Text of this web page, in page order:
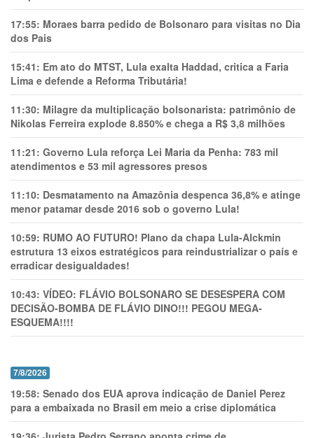
17:55: Moraes barra pedido de Bolsonaro para visitas no Dia
dos Pais
15:41: Em ato do MTST, Lula exalta Haddad, critica a Faria
Lima e defende a Reforma Tributária!
11:30: Milagre da multiplicação bolsonarista: patrimônio de
Nikolas Ferreira explode 8.850% e chega a R$ 3,8 milhões
11:21: Governo Lula reforça Lei Maria da Penha: 783 mil
atendimentos e 53 mil agressores presos
11:10: Desmatamento na Amazônia despenca 36,8% e atinge
menor patamar desde 2016 sob o governo Lula!
10:59: RUMO AO FUTURO! Plano da chapa Lula-Alckmin
estrutura 13 eixos estratégicos para reindustrializar o país e
erradicar desigualdades!
10:43: VÍDEO: FLÁVIO BOLSONARO SE DESESPERA COM
DECISÃO-BOMBA DE FLÁVIO DINO!!! PEGOU MEGA-
ESQUEMA!!!!
7/8/2026
19:58: Senado dos EUA aprova indicação de Daniel Perez
para a embaixada no Brasil em meio a crise diplomática